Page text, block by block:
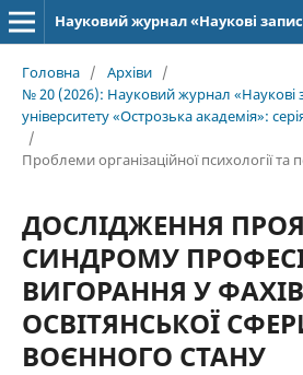
Головна / Архіви /
№ 20 (2026): Науковий журнал «Наукові
університету «Острозька академія»:
/
Проблеми організаційної психології та
ДОСЛІДЖЕННЯ
СИНДРОМУ
ВИГОРАННЯ У
ОСВІТЯНСЬКОЇ
ВОЄННОГО СТАНУ